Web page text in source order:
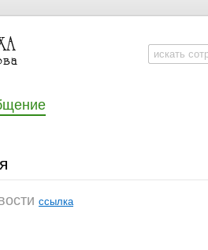
ссылка